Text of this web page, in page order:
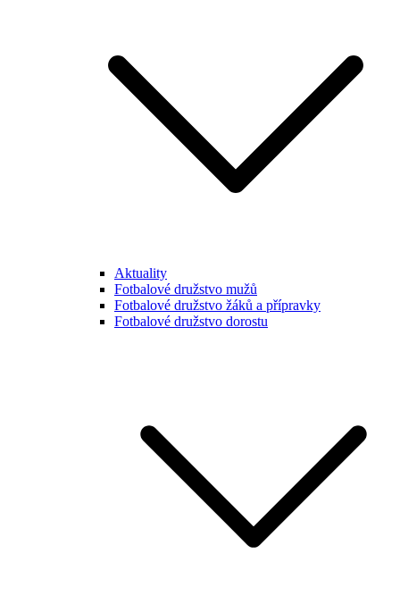
Aktuality
Fotbalové družstvo mužů
Fotbalové družstvo žáků a přípravky
Fotbalové družstvo dorostu